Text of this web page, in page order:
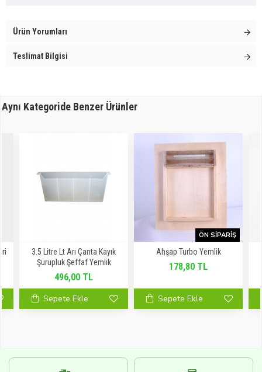
Ürün Yorumları
Teslimat Bilgisi
Aynı Kategoride Benzer Ürünler
3.5 Litre Lt Arı Çanta Kayık
Şurupluk Şeffaf Yemlik
496,00 TL
Sepete Ekle
ÖN SIPARIŞ
Ahşap Turbo Yemlik
178,80 TL
Sepete Ekle